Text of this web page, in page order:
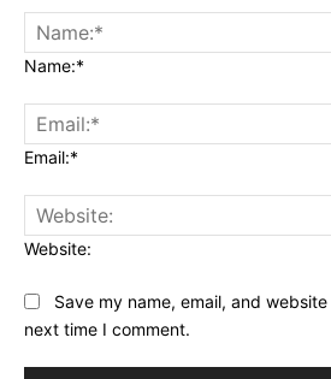
Name:*
Email:*
Website:
Save my name, email, and
next time I comment.